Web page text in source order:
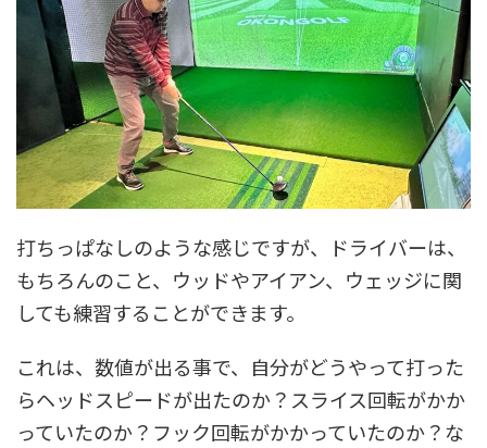
打ちっぱなしのような感じですが、ドライバーは、
もちろんのこと、ウッドやアイアン、ウェッジに関
しても練習することができます。
これは、数値が出る事で、自分がどうやって打った
らヘッドスピードが出たのか？スライス回転がかか
っていたのか？フック回転がかかっていたのか？な